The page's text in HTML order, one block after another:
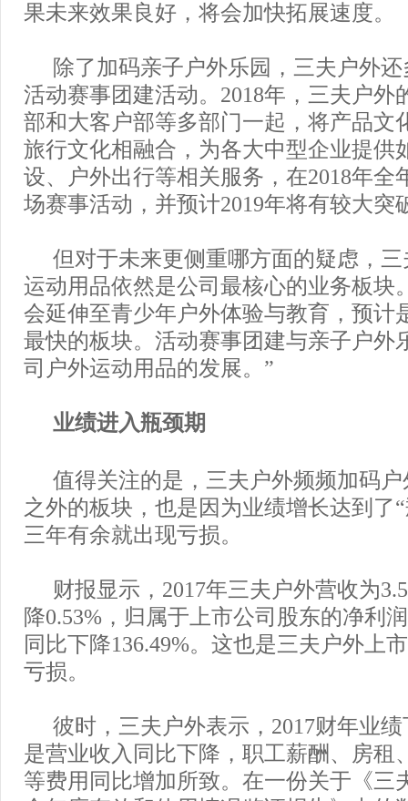
果未来效果良好，将会加快拓展速度。
除了加码亲子户外乐园，三夫户外
活动赛事团建活动。2018年，三夫户外
部和大客户部等多部门一起，将产品文
旅行文化相融合，为各大中型企业提供
设、户外出行等相关服务，在2018年全
场赛事活动，并预计2019年将有较大突
但对于未来更侧重哪方面的疑虑，
运动用品依然是公司最核心的业务板块
会延伸至青少年户外体验与教育，预计
最快的板块。活动赛事团建与亲子户外
司户外运动用品的发展。”
业绩进入瓶颈期
值得关注的是，三夫户外频频加码
之外的板块，也是因为业绩增长达到了
三年有余就出现亏损。
财报显示，2017年三夫户外营收为
降0.53%，归属于上市公司股东的净利
同比下降136.49%。这也是三夫户外上
亏损。
彼时，三夫户外表示，2017财年业
是营业收入同比下降，职工薪酬、房租
等费用同比增加所致。在一份关于《三